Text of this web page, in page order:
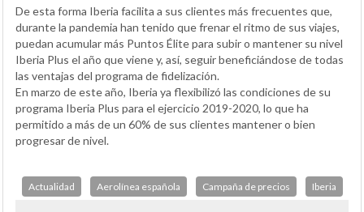
De esta forma Iberia facilita a sus clientes más frecuentes que,
durante la pandemia han tenido que frenar el ritmo de sus viajes,
puedan acumular más Puntos Élite para subir o mantener su nivel
Iberia Plus el año que viene y, así, seguir beneficiándose de todas
las ventajas del programa de fidelización.
En marzo de este año, Iberia ya flexibilizó las condiciones de su
programa Iberia Plus para el ejercicio 2019-2020, lo que ha
permitido a más de un 60% de sus clientes mantener o bien
progresar de nivel.
Actualidad Aerolínea española Campaña de precios Iberia